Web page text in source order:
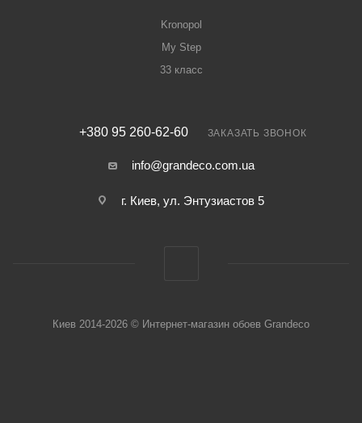
Kronopol
My Step
33 класс
+380 95 260-62-60 ЗАКАЗАТЬ ЗВОНОК
info@grandeco.com.ua
г. Киев, ул. Энтузиастов 5
Киев 2014-2026 © Интернет-магазин обоев Grandeco